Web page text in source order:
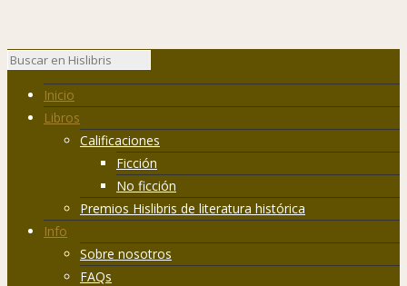
Inicio
Libros
Calificaciones
Ficción
No ficción
Premios Hislibris de literatura histórica
Info
Sobre nosotros
FAQs